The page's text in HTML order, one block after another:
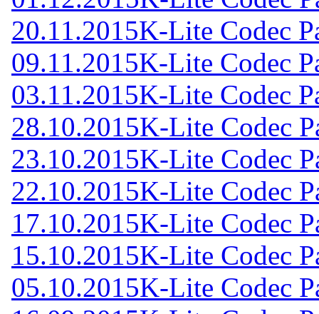
20.11.2015K-Lite Codec
09.11.2015K-Lite Codec
03.11.2015K-Lite Codec
28.10.2015K-Lite Codec
23.10.2015K-Lite Codec
22.10.2015K-Lite Codec
17.10.2015K-Lite Codec
15.10.2015K-Lite Codec
05.10.2015K-Lite Codec